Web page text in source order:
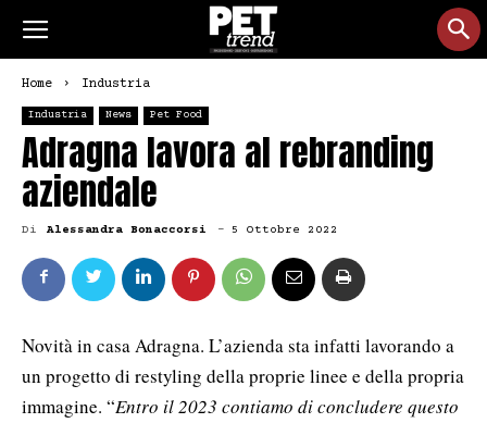
Home Industria
Industria News Pet Food
Adragna lavora al rebranding
aziendale
Di Alessandra Bonaccorsi - 5 Ottobre 2022
Novità in casa Adragna. L’azienda sta infatti lavorando a
un progetto di restyling della proprie linee e della propria
immagine. “Entro il 2023 contiamo di concludere questo